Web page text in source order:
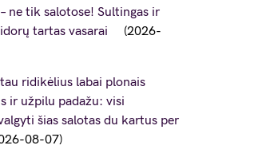
ne tik salotose! Sultingas ir
tartas vasarai
2026-
ridikėlius labai plonais
ir užpilu padažu: visi
šias salotas du kartus per
08-07